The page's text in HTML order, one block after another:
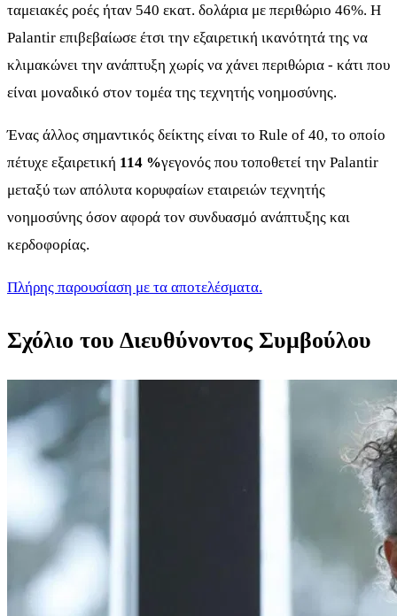
ταμειακές ροές ήταν 540 εκατ. δολάρια με περιθώριο 46%. Η
Palantir επιβεβαίωσε έτσι την εξαιρετική ικανότητά της να
κλιμακώνει την ανάπτυξη χωρίς να χάνει περιθώρια - κάτι που
είναι μοναδικό στον τομέα της τεχνητής νοημοσύνης.
Ένας άλλος σημαντικός δείκτης είναι το Rule of 40, το οποίο
πέτυχε εξαιρετική 114 %γεγονός που τοποθετεί την Palantir
μεταξύ των απόλυτα κορυφαίων εταιρειών τεχνητής
νοημοσύνης όσον αφορά τον συνδυασμό ανάπτυξης και
κερδοφορίας.
Πλήρης παρουσίαση με τα αποτελέσματα.
Σχόλιο του Διευθύνοντος Συμβούλου